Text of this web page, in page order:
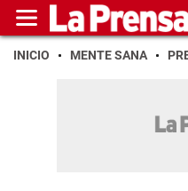
INICIO MENTE SANA